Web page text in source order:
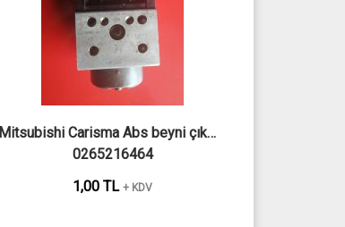
Mitsubishi Carisma Abs beyni çıkma
0265216464
1,00 TL + KDV